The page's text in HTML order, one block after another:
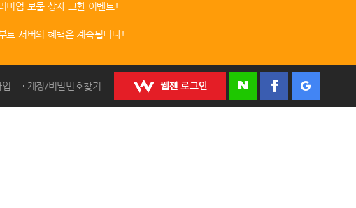
미엄 보물 상자 교환 이벤트!
트 서버의 혜택은 계속됩니다!
입 계정/비밀번호찾기